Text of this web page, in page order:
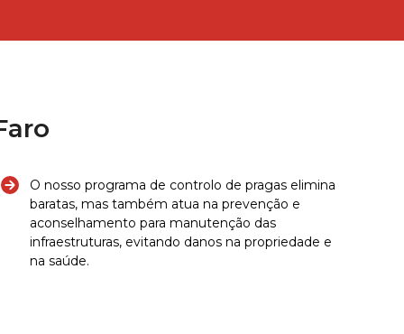
O nosso programa de controlo de pragas elimina
baratas, mas também atua na prevenção e
aconselhamento para manutenção das
infraestruturas, evitando danos na propriedade e
na saúde.